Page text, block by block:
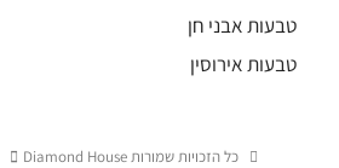
טבעות אבני חן
טבעות אירוסין
כל הזכויות שמורות Diamond House